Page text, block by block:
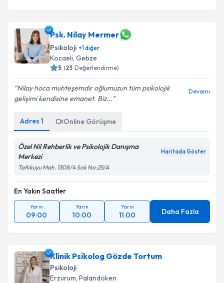
Psk. Nilay Mermer
Psikoloji +1diğer
Kocaeli, Gebze
5 (23 Değerlendirme)
Nilay hoca muhteşemdir oğlumuzun tüm psikolojik
gelişimi kendisine emanet. Biz...
Devamı
Adres 1 Online Görüşme
Özel Nil Rehberlik ve Psikolojik Danışma
Merkezi
Haritada Göster
Tatlıkuyu Mah. 1308/4 Sok No:25/A
En Yakın Saatler
Yarın
09:00
Yarın
10:00
Yarın
11:00 Daha Fazla
Klinik Psikolog Gözde Tortum
Psikoloji
Erzurum, Palandöken